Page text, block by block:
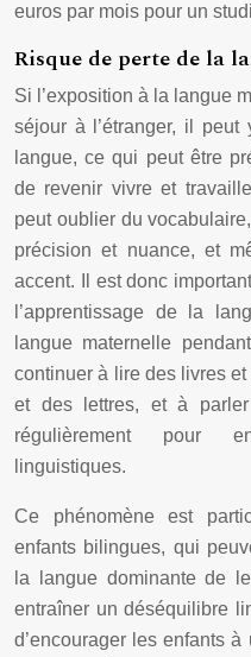
euros par mois pour un
Risque de perte de la
Si l’exposition à la langue
séjour à l’étranger, il
langue, ce qui peut être
de revenir vivre et
peut oublier du
précision et nuance, et
accent. Il est donc
l’apprentissage de la
langue maternelle
continuer à lire des livres
et des lettres, et à
régulièrement pour
linguistiques.
Ce phénomène est
enfants bilingues, qui
la langue dominante de
entraîner un déséquilibre
d’encourager les enfants